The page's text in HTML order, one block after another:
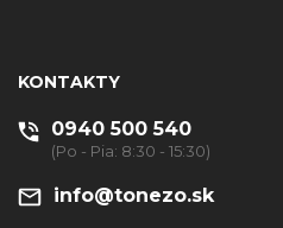
KONTAKTY
0940 500 540
(Po - Pia: 8:30 - 15:30)
info@tonezo.sk